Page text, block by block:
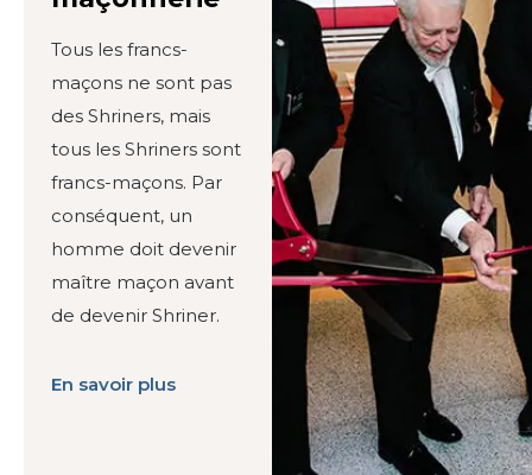
Tous les francs-
maçons ne sont pas
des Shriners, mais
tous les Shriners sont
francs-maçons. Par
conséquent, un
homme doit devenir
maître maçon avant
de devenir Shriner.
En savoir plus